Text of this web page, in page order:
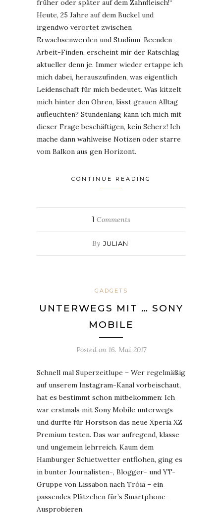
früher oder später auf dem Zahnfleisch!“
Heute, 25 Jahre auf dem Buckel und
irgendwo verortet zwischen
Erwachsenwerden und Studium-Beenden-
Arbeit-Finden, erscheint mir der Ratschlag
aktueller denn je. Immer wieder ertappe ich
mich dabei, herauszufinden, was eigentlich
Leidenschaft für mich bedeutet. Was kitzelt
mich hinter den Ohren, lässt grauen Alltag
aufleuchten? Stundenlang kann ich mich mit
dieser Frage beschäftigen, kein Scherz! Ich
mache dann wahlweise Notizen oder starre
vom Balkon aus gen Horizont.
CONTINUE READING
1 Comments
By JULIAN
GADGETS
UNTERWEGS MIT … SONY
MOBILE
Posted on 16. Mai 2017
Schnell mal Superzeitlupe – Wer regelmäßig
auf unserem Instagram-Kanal vorbeischaut,
hat es bestimmt schon mitbekommen: Ich
war erstmals mit Sony Mobile unterwegs
und durfte für Horstson das neue Xperia XZ
Premium testen. Das war aufregend, klasse
und ungemein lehrreich. Kaum dem
Hamburger Schietwetter entflohen, ging es
in bunter Journalisten-, Blogger- und YT-
Gruppe von Lissabon nach Tróia – ein
passendes Plätzchen für’s Smartphone-
Ausprobieren.